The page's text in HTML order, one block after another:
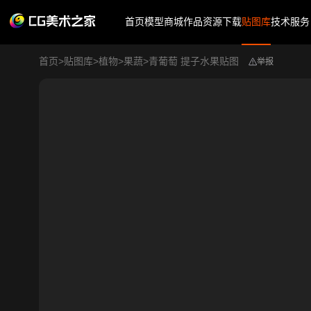
首页模型商城作品资源下载贴图库技术服务
首页>贴图库>植物>果蔬>青葡萄 提子水果贴图 举报